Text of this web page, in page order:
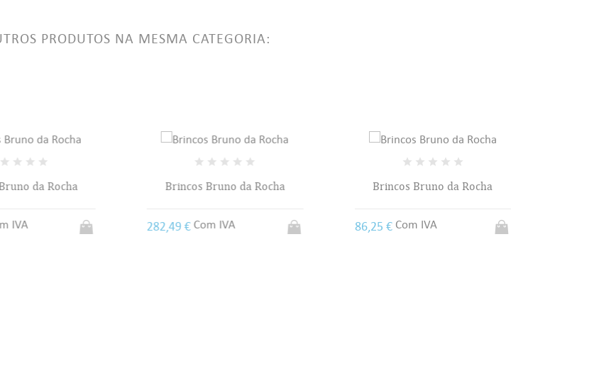
PRODUTOS NA MESMA CATEGORIA:
da Rocha
IVA
Brincos Bruno da Rocha
282,49 €Com IVA
Brincos Bruno da Rocha
86,25 €Com IVA